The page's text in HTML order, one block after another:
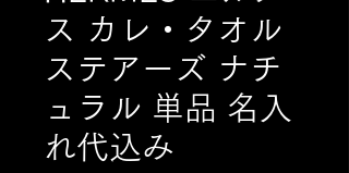
ス カレ・タオル
ステアーズ ナチ
ュラル 単品 名入
れ代込み